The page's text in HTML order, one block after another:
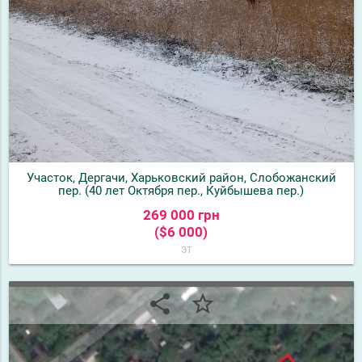
Участок, Дергачи, Харьковский район, Слобожанский
пер. (40 лет Октября пер., Куйбышева пер.)
269 000 грн
($6 000)
эт
share star_border